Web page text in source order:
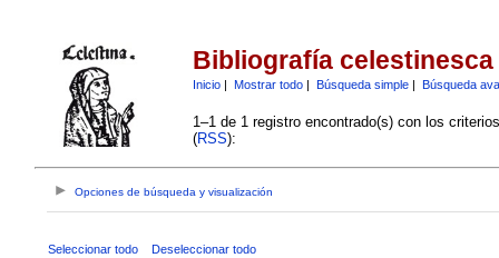
Bibliografía celestinesca
Inicio| Mostrar todo| Búsqueda simple| Búsqueda
1–1 de 1 registro encontrado(s) con los
(RSS):
Opciones de búsqueda y visualización
Seleccionar todo Deseleccionar todo